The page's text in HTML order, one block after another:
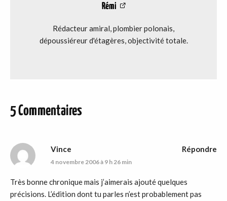
Rémi
Rédacteur amiral, plombier polonais,
dépoussiéreur d'étagères, objectivité totale.
5 Commentaires
Vince
4 novembre 2006 à 9 h 26 min
Très bonne chronique mais j’aimerais ajouté quelques
précisions. L’édition dont tu parles n’est probablement pas
Répondre